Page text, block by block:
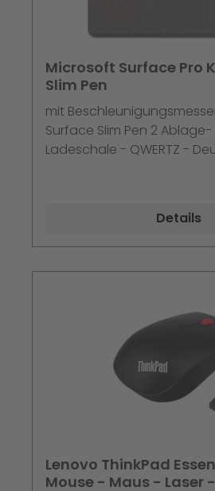
Microsoft Surface Pro
Slim Pen
mit
Surface Slim Pen 2
Ladeschale - QWERTZ -
mit Slim Pen 2 - für Surface
Details
Lenovo ThinkPad
Mouse - Maus - Laser